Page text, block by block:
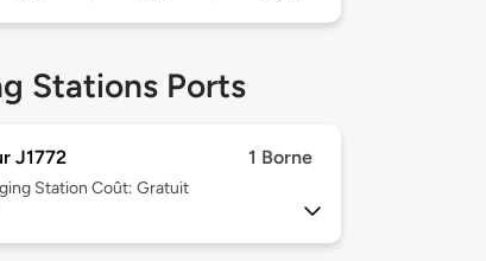
Stations Ports
J1772 1 Borne
Station Coût: Gratuit